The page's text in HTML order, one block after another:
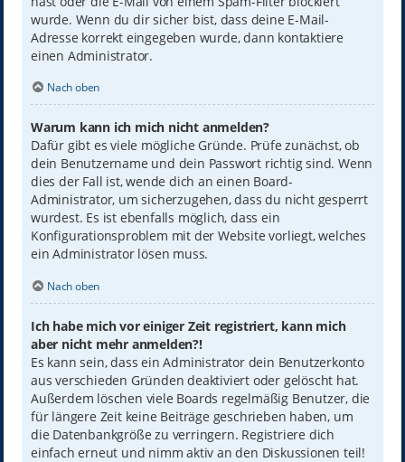
wurde. Wenn du dir sicher bist, dass deine E-Mail-
Adresse korrekt eingegeben wurde, dann kontaktiere
einen Administrator.
Nach oben
Warum kann ich mich nicht anmelden?
Dafür gibt es viele mögliche Gründe. Prüfe zunächst, ob
dein Benutzername und dein Passwort richtig sind. Wenn
dies der Fall ist, wende dich an einen Board-
Administrator, um sicherzugehen, dass du nicht gesperrt
wurdest. Es ist ebenfalls möglich, dass ein
Konfigurationsproblem mit der Website vorliegt, welches
ein Administrator lösen muss.
Nach oben
Ich habe mich vor einiger Zeit registriert, kann mich
aber nicht mehr anmelden?!
Es kann sein, dass ein Administrator dein Benutzerkonto
aus verschieden Gründen deaktiviert oder gelöscht hat.
Außerdem löschen viele Boards regelmäßig Benutzer, die
für längere Zeit keine Beiträge geschrieben haben, um
die Datenbankgröße zu verringern. Registriere dich
einfach erneut und nimm aktiv an den Diskussionen teil!